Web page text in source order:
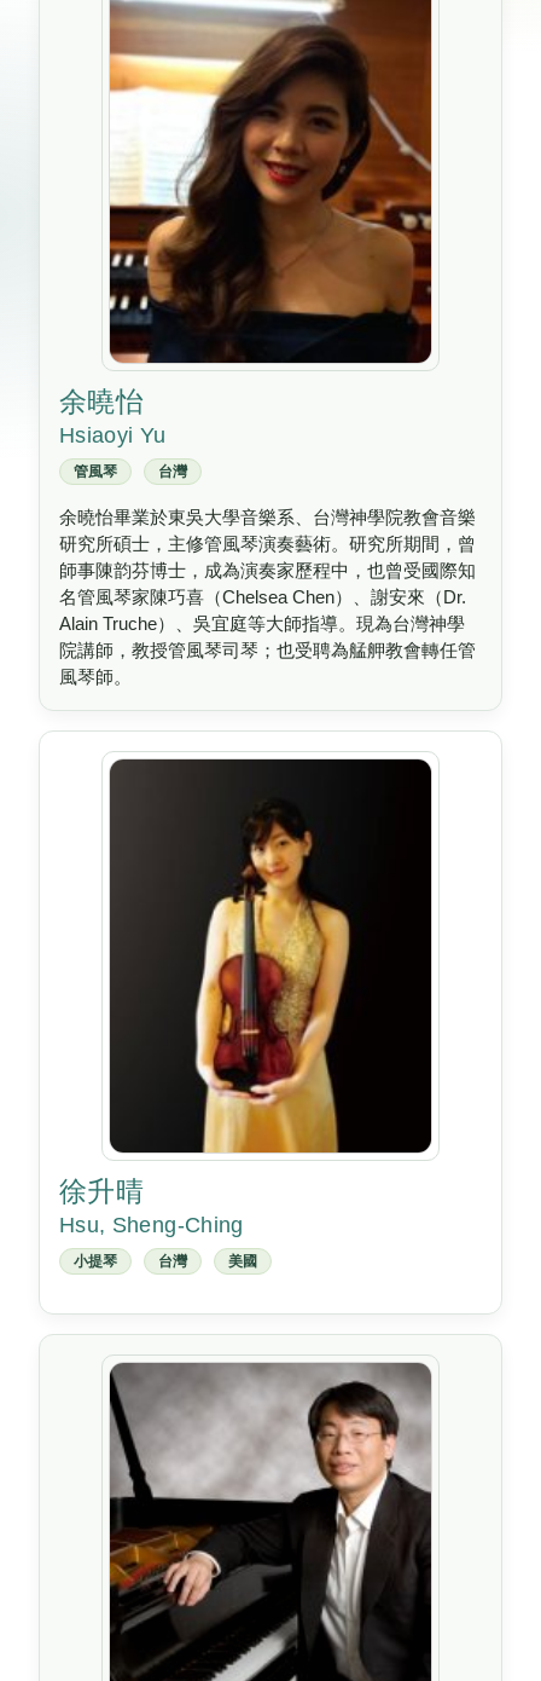
余曉怡
Hsiaoyi Yu
管風琴 台灣
余曉怡畢業於東吳大學音樂系、台灣神學院教會音樂
研究所碩士，主修管風琴演奏藝術。研究所期間，曾
師事陳韵芬博士，成為演奏家歷程中，也曾受國際知
名管風琴家陳巧喜（Chelsea Chen）、謝安來（Dr.
Alain Truche）、吳宜庭等大師指導。現為台灣神學
院講師，教授管風琴司琴；也受聘為艋舺教會轉任管
風琴師。
徐升晴
Hsu, Sheng-Ching
小提琴 台灣 美國